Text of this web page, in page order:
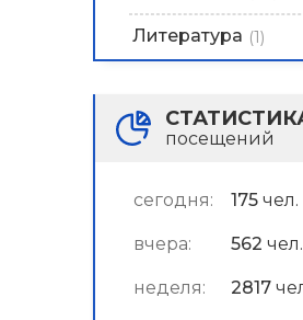
Литература (1)
посещений
сегодня: 175 чел.
вчера: 562 чел.
неделя: 2817